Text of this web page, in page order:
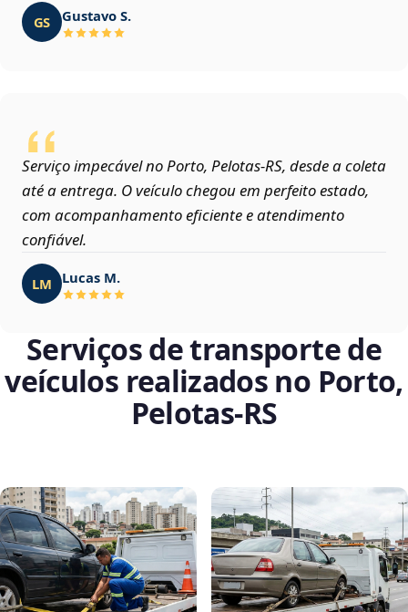
GS Gustavo S.
Serviço impecável no Porto, Pelotas‑RS, desde a coleta
até a entrega. O veículo chegou em perfeito estado,
com acompanhamento eficiente e atendimento
confiável.
LM Lucas M.
Serviços de transporte de
veículos realizados no Porto,
Pelotas‑RS